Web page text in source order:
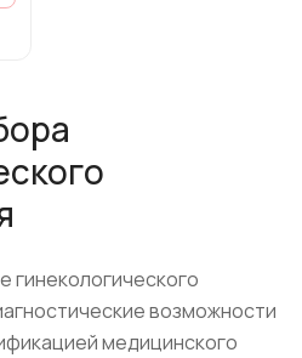
гинекологического
возможности
медицинского